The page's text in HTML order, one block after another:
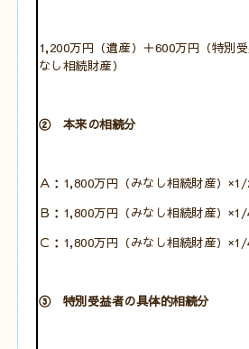
1,200万円（遺産）＋600万円（特別
なし相続財産）
② 本来の相続分
Ａ：1,800万円（みなし相続財産）
Ｂ：1,800万円（みなし相続財産）
Ｃ：1,800万円（みなし相続財産）
③ 特別受益者の具体的相続分